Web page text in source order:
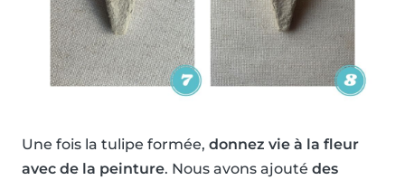
Une fois la tulipe formée, donnez vie à la fleur
avec de la peinture. Nous avons ajouté des